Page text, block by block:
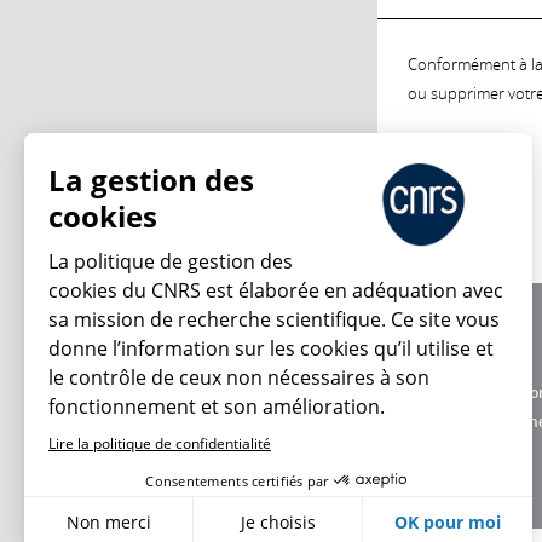
Conformément à
ou supprimer
Charte
Données
La gestion des
cookies
La politique de gestion des
cookies du CNRS est élaborée en adéquation avec
sa mission de recherche scientifique. Ce site vous
donne l’information sur les cookies qu’il utilise et
le contrôle de ceux non nécessaires à son
fonctionnement et son amélioration.
Lire la politique de confidentialité
Consentements certifiés par
Non merci Je choisis OK pour moi